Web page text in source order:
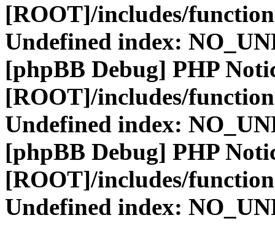
[ROOT]/includes/
Undefined index:
[phpBB Debug] PHP
[ROOT]/includes/
Undefined index:
[phpBB Debug] PHP
[ROOT]/includes/
Undefined index: